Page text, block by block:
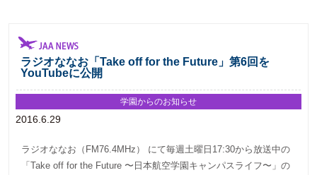
ラジオななお「Take off for the Future」第6回を
YouTubeに公開
2016.6.29
学園からのお知らせ
ラジオななお（FM76.4MHz） にて毎週土曜日17:30から放送中の
「Take off for the Future 〜日本航空学園キャンパスライフ〜」の